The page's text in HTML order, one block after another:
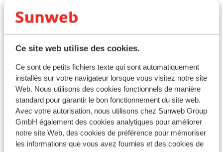
Ce site web utilise des cookies.
Ce sont de petits fichiers texte qui sont automatiquement
installés sur votre navigateur lorsque vous visitez notre site
Web. Nous utilisons des cookies fonctionnels de manière
standard pour garantir le bon fonctionnement du site web.
Avec votre autorisation, nous utilisons chez Sunweb Group
GmbH également des cookies analytiques pour améliorer
notre site Web, des cookies de préférence pour mémoriser
les informations que vous avez fournies et des cookies de
Informations pratiques
La capitale de l’Espagne est Madrid.
Horaires
Il n'y a pas de décalage horaire entre L'Espagne et la
France, sauf sur les îles Canaries (-1h).
Langue